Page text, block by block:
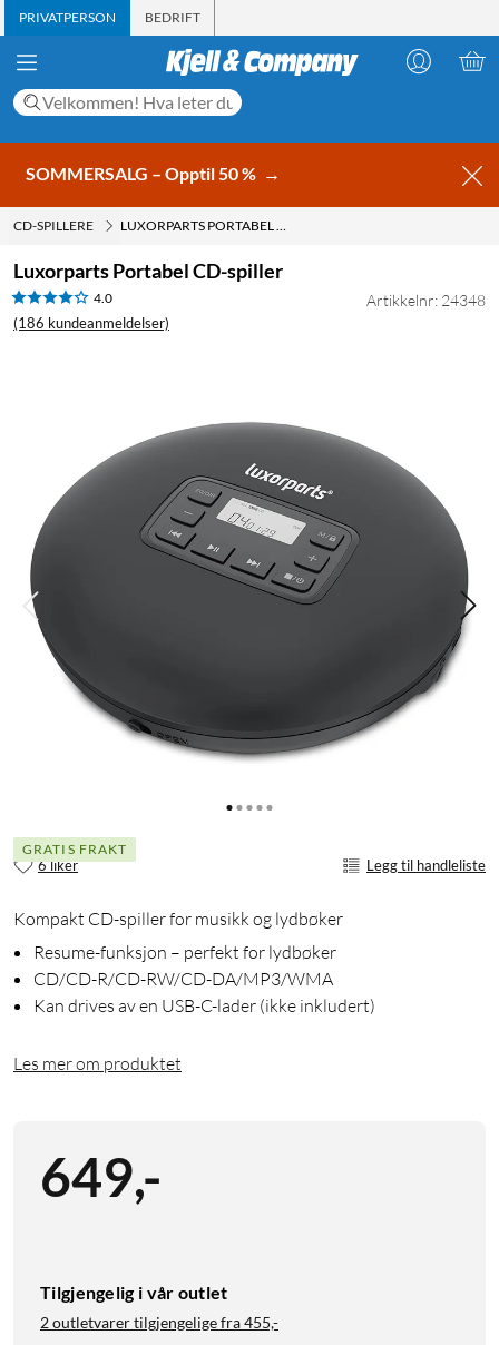
PRIVATPERSON BEDRIFT
SOMMERSALG – Opptil 50 % →
CD-SPILLERE LUXORPARTS PORTABEL CD-SPILLER
Luxorparts Portabel CD-spiller
4.0
(186 kundeanmeldelser)
Artikkelnr: 24348
GRATIS FRAKT
6 liker Legg til handleliste
Kompakt CD-spiller for musikk og lydbøker
Resume-funksjon – perfekt for lydbøker
CD/CD-R/CD-RW/CD-DA/MP3/WMA
Kan drives av en USB-C-lader (ikke inkludert)
Les mer om produktet
649,-
Tilgjengelig i vår outlet
2 outletvarer tilgjengelige fra455,-